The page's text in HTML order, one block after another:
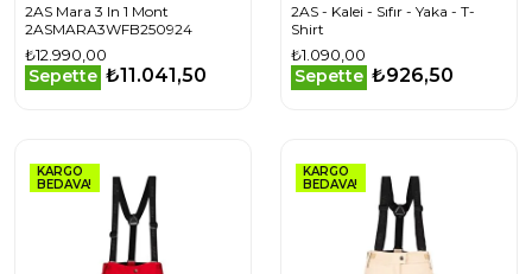
2AS Mara 3 In 1 Mont
2ASMARA3WFB250924
₺12.990,00
Sepette ₺11.041,50
2AS - Kalei - Sıfır - Yaka - T-
Shirt
₺1.090,00
Sepette ₺926,50
KARGO
BEDAVA!
KARGO
BEDAVA!